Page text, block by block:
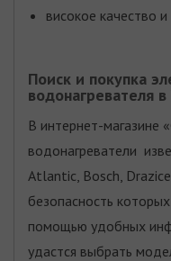
високое качество
Поиск и покупка
водонагревателя
В интернет-магазине
водонагреватели
Atlantic, Bosch,
безопасность
помощью удобных
удастся выбрать